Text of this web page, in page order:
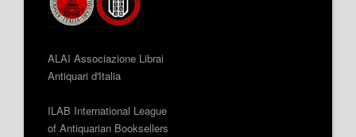
ALAI Associazione Librai
Antiquari d'Italia
ILAB International League
of Antiquarian Booksellers